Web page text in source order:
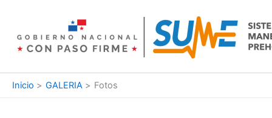
contenido
Inicio GALERIA Fotos